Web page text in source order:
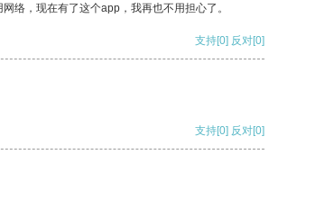
络，现在有了这个app，我再也不用担心了。
支持[0] 反对[0]
支持[0] 反对[0]